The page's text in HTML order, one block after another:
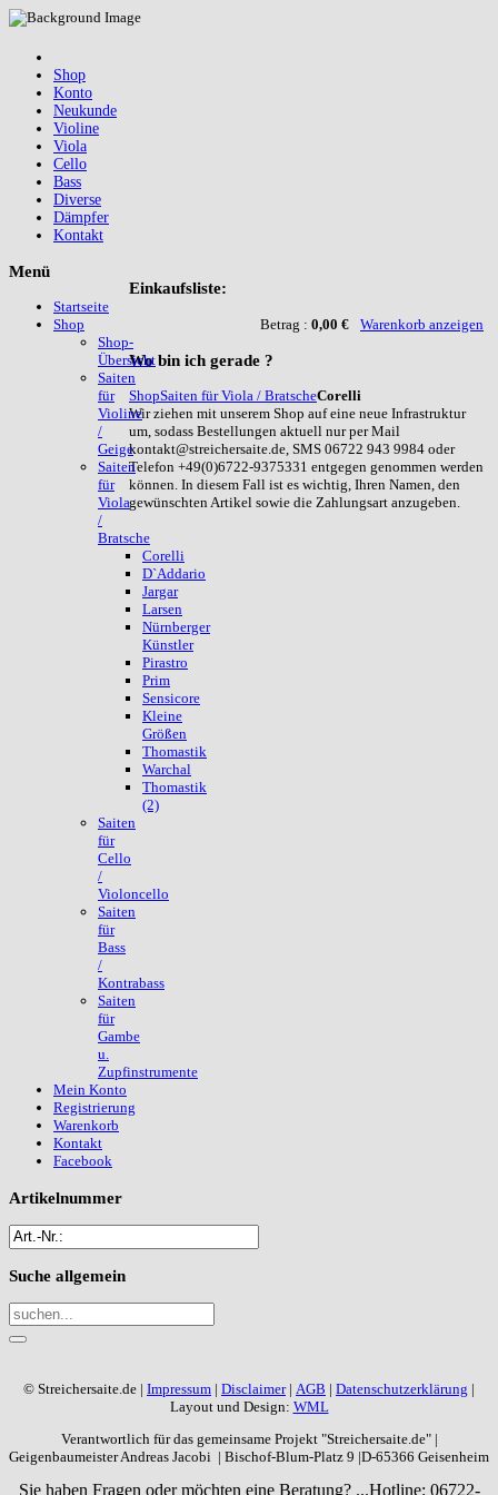
Shop
Konto
Neukunde
Violine
Viola
Cello
Bass
Diverse
Dämpfer
Kontakt
Einkaufsliste:
Betrag : 0,00 € Warenkorb anzeigen
Wobin ich gerade ?
ShopSaiten für Viola / BratscheCorelli
Wir ziehen mit unserem Shop auf eine neue Infrastruktur
um, sodass Bestellungen aktuell nur per Mail
kontakt@streichersaite.de, SMS 06722 943 9984 oder
Telefon +49(0)6722-9375331 entgegen genommen werden
können. In diesem Fall ist es wichtig, Ihren Namen, den
gewünschten Artikel sowie die Zahlungsart anzugeben.
Menü
Startseite
Shop
Shop-
Übersicht
Saiten
für
Violine
/
Geige
Saiten
für
Viola
/
Bratsche
Corelli
D`Addario
Jargar
Larsen
Nürnberger
Künstler
Pirastro
Prim
Sensicore
Kleine
Größen
Thomastik
Warchal
Thomastik
(2)
Saiten
für
Cello
/
Violoncello
Saiten
für
Bass
/
Kontrabass
Saiten
für
Gambe
u.
Zupfinstrumente
Mein Konto
Registrierung
Warenkorb
Kontakt
Facebook
Artikelnummer
Suche allgemein
© Streichersaite.de | Impressum | Disclaimer| AGB | Datenschutzerklärung |
Layout und Design: WML
Verantwortlich für das gemeinsame Projekt "Streichersaite.de" |
Geigenbaumeister Andreas Jacobi | Bischof-Blum-Platz 9 |D-65366 Geisenheim
Sie haben Fragen oder möchten eine Beratung? ...Hotline: 06722-